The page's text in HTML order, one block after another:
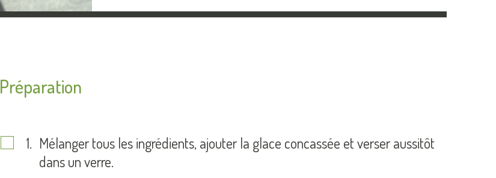
Préparation
Mélanger tous les ingrédients, ajouter la glace concassée et verser aussitôt
dans un verre.